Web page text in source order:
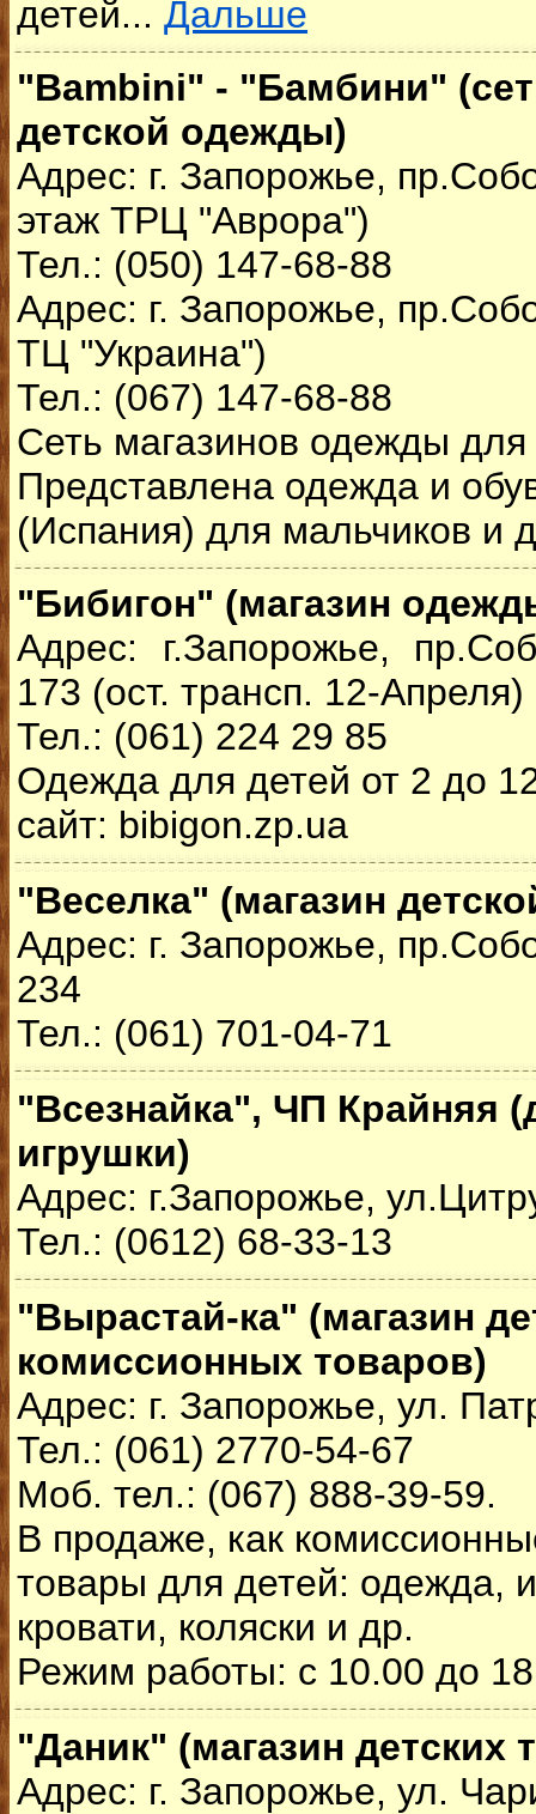
детей... Дальше
"Bambini" - "Бамбини"
детской одежды)
Адрес: г. Запорожье,
этаж ТРЦ "Аврора")
Тел.: (050) 147-68-88
Адрес: г. Запорожье,
ТЦ "Украина")
Тел.: (067) 147-68-88
Сеть магазинов одежды
Представлена одежда и
(Испания) для мальчиков и
"Бибигон" (магазин
Адрес: г.Запорожье,
173 (ост. трансп. 12-Апреля)
Тел.: (061) 224 29 85
Одежда для детей от 2 до
сайт: bibigon.zp.ua
"Веселка" (магазин
Адрес: г. Запорожье,
234
Тел.: (061) 701-04-71
"Всезнайка", ЧП Крайняя
игрушки)
Адрес: г.Запорожье,
Тел.: (0612) 68-33-13
"Вырастай-ка" (магазин
комиссионных товаров)
Адрес: г. Запорожье, ул.
Тел.: (061) 2770-54-67
Моб. тел.: (067) 888-39-59.
В продаже, как
товары для детей: одежда,
кровати, коляски и др.
Режим работы: с 10.00 до
"Даник" (магазин детских
Адрес: г. Запорожье, ул.